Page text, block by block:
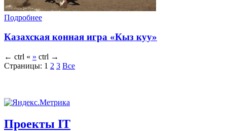
Подробнее
Казахская конная игра «Кыз куу»
← ctrl « » ctrl →
Страницы: 1 2 3 Все
Проекты IT